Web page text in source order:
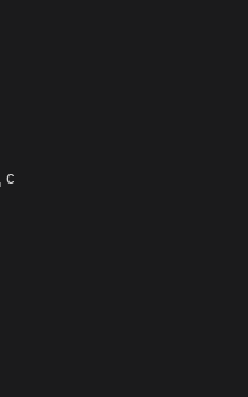
с